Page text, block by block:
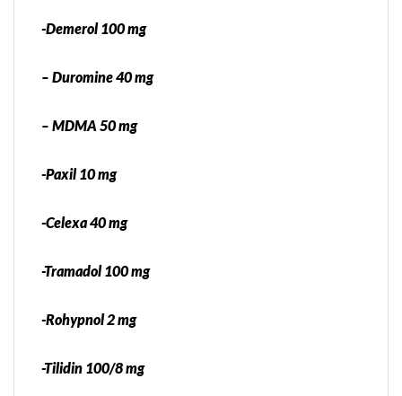
-Demerol 100 mg
– Duromine 40 mg
– MDMA 50 mg
-Paxil 10 mg
-Celexa 40 mg
-Tramadol 100 mg
-Rohypnol 2 mg
-Tilidin 100/8 mg